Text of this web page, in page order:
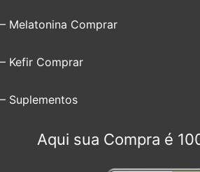
– Melatonina Comprar
– Kefir Comprar
– Suplementos
Aqui sua Compra é